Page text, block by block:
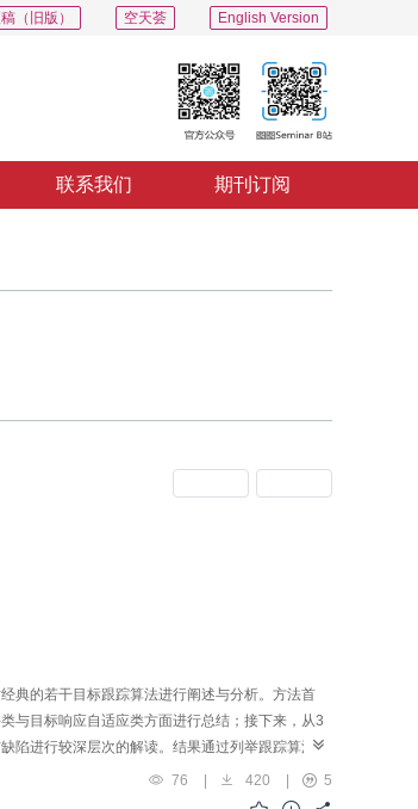
English Version
空天荟
（旧版）
联系我们 期刊订阅
典的若干目标跟踪算法进行阐述与分析。方法首
与目标响应自适应类方面进行总结；接下来，从3
陷进行较深层次的解读。结果通过列举跟踪算法在
最终对目标跟踪算法的未来发展方向进行总结。结
目标有强大的表示力，通过使相关滤波算法与深度
76 420
5